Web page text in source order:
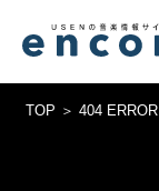
TOP 404 ERROR